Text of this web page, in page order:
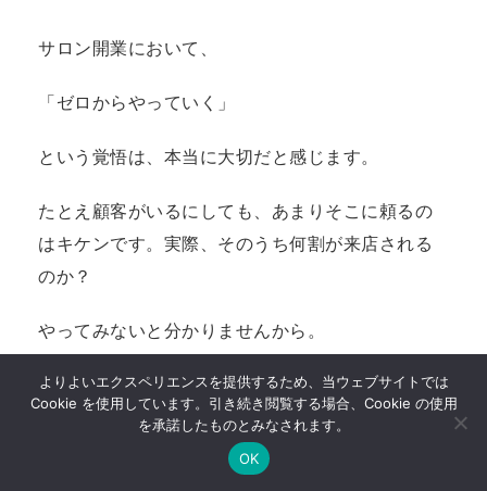
サロン開業において、
「ゼロからやっていく」
という覚悟は、本当に大切だと感じます。
たとえ顧客がいるにしても、あまりそこに頼るの
はキケンです。実際、そのうち何割が来店される
のか？
やってみないと分かりませんから。
Instagram
よりよいエクスペリエンスを提供するため、当ウェブサイトでは
Cookie を使用しています。引き続き閲覧する場合、Cookie の使用
を承諾したものとみなされます。
OK